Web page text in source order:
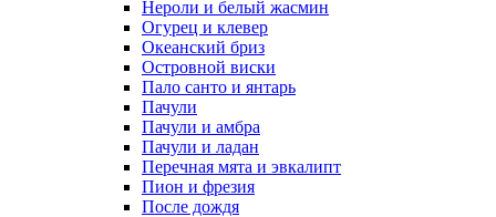
Нероли и белый жасмин
Огурец и клевер
Океанский бриз
Островной виски
Пало санто и янтарь
Пачули
Пачули и амбра
Пачули и ладан
Перечная мята и эвкалипт
Пион и фрезия
После дождя